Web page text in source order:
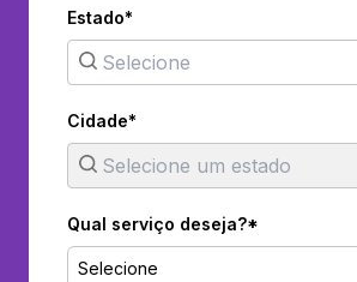
Estado*
Cidade*
Qual serviço deseja?*
Selecione